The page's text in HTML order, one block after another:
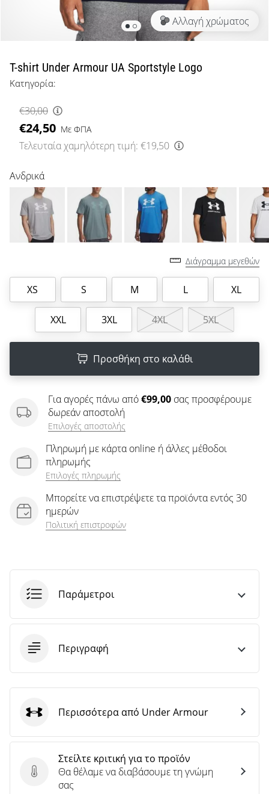
μπάσκετ
όπως
εμείς;
μαζί
μας
ως
πρεσβευτής
μάρκας
μας.
Εμφάνιση
άρθρων
Αλλαγή χρώματος
T-shirt Under Armour UA Sportstyle Logo
Κατηγορία:
€30,00
€24,50 Με ΦΠΑ
Τελευταία χαμηλότερη τιμή: €19,50
Ανδρικά
Διάγραμμα μεγεθών
XS S M L XL
XXL 3XL 4XL 5XL
Προσθήκη στο καλάθι
Για αγορές πάνω από€99,00 σας προσφέρουμε
δωρεάν αποστολή
Επιλογές αποστολής
Πληρωμή με κάρτα online ή άλλες μέθοδοι
πληρωμής
Επιλογές πληρωμής
Μπορείτε να επιστρέψετε τα προϊόντα εντός 30
ημερών
Πολιτική επιστροφών
Παράμετροι
Περιγραφή
Στείλτε κριτική για το προϊόν
Στείλτε κριτική για το προϊόν
Θα θέλαμε να διαβάσουμε τη γνώμη
σας
Under Armour
Περισσότερα από Under Armour